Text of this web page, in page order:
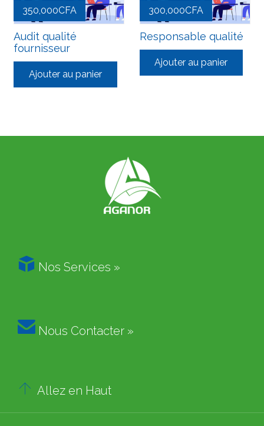
350,000CFA
Audit qualité
fournisseur
Ajouter au panier
300,000CFA
Responsable qualité
Ajouter au panier
 Nos Services »
 Nous Contacter »
 Allez en Haut